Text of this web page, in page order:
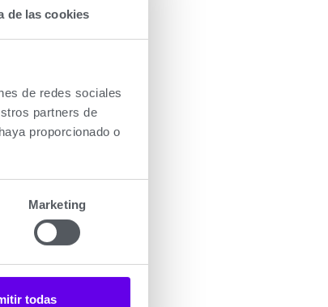
de las cookies
de redes sociales
partners de
proporcionado o
Marketing
todas